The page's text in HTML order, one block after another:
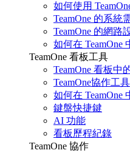
如何使用
TeamOne 的系統
TeamOne 的網路
如何在 TeamOne
TeamOne 看板工具
TeamOne 看板中
TeamOne協作工具
如何在 TeamOne
鍵盤快捷鍵
AI 功能
看板歷程紀錄
TeamOne 協作